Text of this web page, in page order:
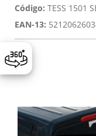
Código: TESS 1501
EAN-13: